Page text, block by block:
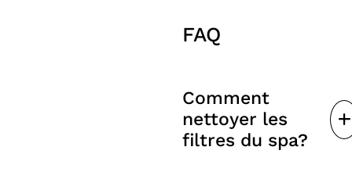
FAQ
Comment
nettoyer les
filtres du spa?